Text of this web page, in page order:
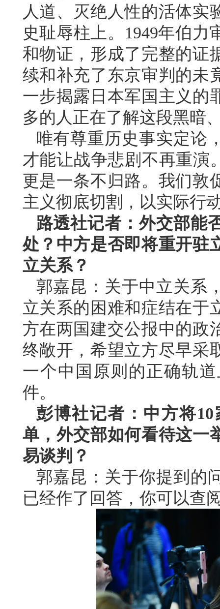
人道、灭绝人性的活体实
史耻辱柱上。1949年伯
和物证，形成了完整的证
续和补充了东京审判的未
一步揭露日本军国主义的
多的人正在了解这段黑暗
唯有尊重历史事实定论
才能让战争悲剧不再重演
更是一条不归路。我们敦
主义彻底切割，以实际行
路透社记者：外交部能
处？中方是否即将重开驻
立关系？
郭嘉昆：关于中立关系
立关系的困难和症结在于
方在两国建交公报中的政
终敞开，希望立方尽早采
一个中国原则的正确轨
件。
彭博社记者：中方将
单，外交部如何看待这一
易谈判？
郭嘉昆：关于你提到的
已经作了回答，你可以查